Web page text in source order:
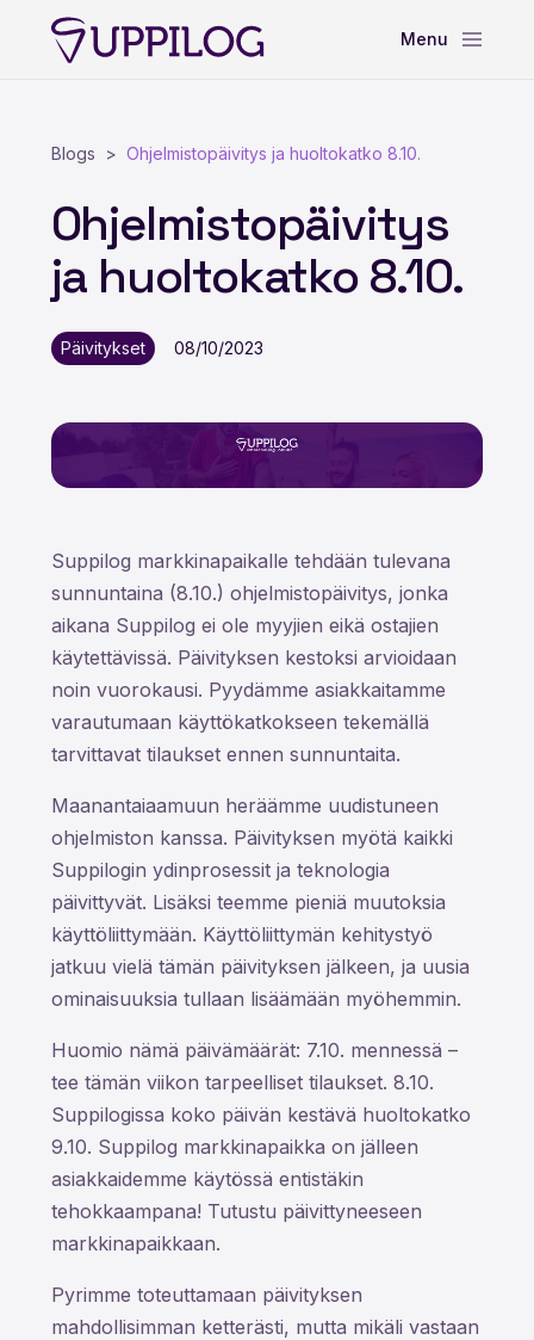
Blogs Ohjelmistopäivitys ja huoltokatko 8.10.
Ohjelmistopäivitys
ja huoltokatko 8.10.
Päivitykset 08/10/2023
Suppilog markkinapaikalle tehdään tulevana
sunnuntaina (8.10.) ohjelmistopäivitys, jonka
aikana Suppilog ei ole myyjien eikä ostajien
käytettävissä. Päivityksen kestoksi arvioidaan
noin vuorokausi. Pyydämme asiakkaitamme
varautumaan käyttökatkokseen tekemällä
tarvittavat tilaukset ennen sunnuntaita.
Maanantaiaamuun heräämme uudistuneen
ohjelmiston kanssa. Päivityksen myötä kaikki
Suppilogin ydinprosessit ja teknologia
päivittyvät. Lisäksi teemme pieniä muutoksia
käyttöliittymään. Käyttöliittymän kehitystyö
jatkuu vielä tämän päivityksen jälkeen, ja uusia
ominaisuuksia tullaan lisäämään myöhemmin.
Huomio nämä päivämäärät: 7.10. mennessä –
tee tämän viikon tarpeelliset tilaukset. 8.10.
Suppilogissa koko päivän kestävä huoltokatko
9.10. Suppilog markkinapaikka on jälleen
asiakkaidemme käytössä entistäkin
tehokkaampana! Tutustu päivittyneeseen
markkinapaikkaan.
Pyrimme toteuttamaan päivityksen
mahdollisimman ketterästi, mutta mikäli vastaan